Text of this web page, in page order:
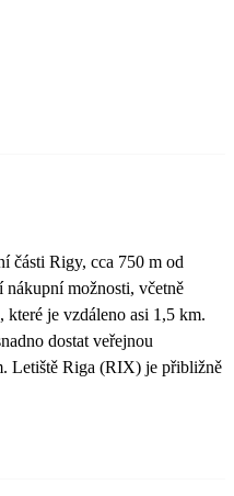
části Rigy, cca 750 m od
možnosti, včetně
je vzdáleno asi 1,5 km.
dostat veřejnou
Letiště Riga (RIX) je přibližně